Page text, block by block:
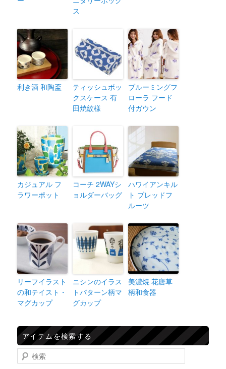
ス
利き酒 和陶盃
ティッシュボッ
クスケース 有
田焼紋様
ブルーミングフ
ローラ フード
付ガウン
カジュアル フ
ラワーポット
コーチ 2WAYシ
ョルダーバッグ
ハワイアンキル
ト ブレッドフ
ルーツ
リーフイラスト
の和テイスト・
マグカップ
ニシンのイラス
トパターン柄マ
グカップ
美濃焼 花唐草
柄和食器
アイテムを検索する
検索